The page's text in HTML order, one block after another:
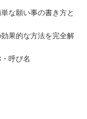
な願い事の書き方と
果的な方法を完全解
呼び名